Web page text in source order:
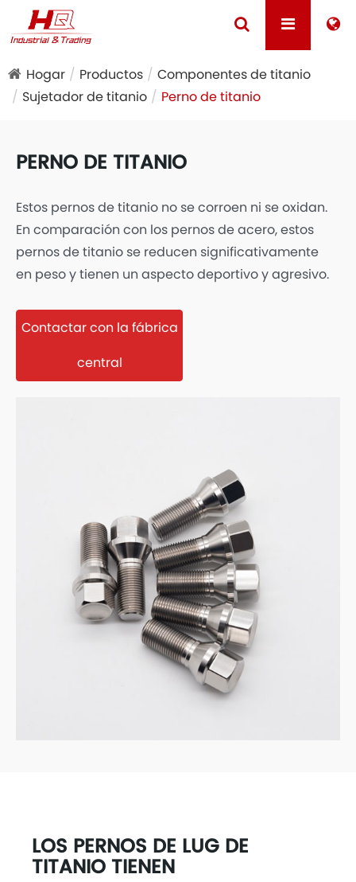
Hogar Productos
Componentes de titanio
Sujetador de titanio
Perno de titanio
PERNO DE TITANIO
Estos pernos de titanio no se corroen ni se oxidan.
En comparación con los pernos de acero, estos
pernos de titanio se reducen significativamente
en peso y tienen un aspecto deportivo y agresivo.
Contactar con la fábrica
central
LOS PERNOS DE LUG DE
TITANIO TIENEN